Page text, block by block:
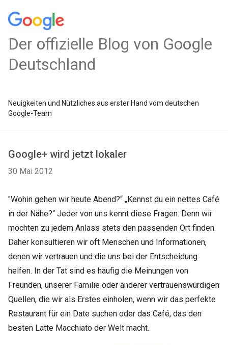
Der offizielle Blog von Google
Deutschland
Neuigkeiten und Nützliches aus erster Hand vom deutschen
Google-Team
Google+ wird jetzt lokaler
30 Mai 2012
"Wohin gehen wir heute Abend?“ „Kennst du ein nettes Café
in der Nähe?“ Jeder von uns kennt diese Fragen. Denn wir
möchten zu jedem Anlass stets den passenden Ort finden.
Daher konsultieren wir oft Menschen und Informationen,
denen wir vertrauen und die uns bei der Entscheidung
helfen. In der Tat sind es häufig die Meinungen von
Freunden, unserer Familie oder anderer vertrauenswürdigen
Quellen, die wir als Erstes einholen, wenn wir das perfekte
Restaurant für ein Date suchen oder das Café, das den
besten Latte Macchiato der Welt macht.